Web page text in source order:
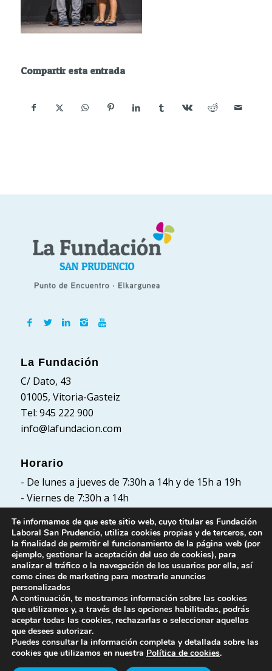
Compartir esta entrada
La Fundación
C/ Dato, 43
01005, Vitoria-Gasteiz
Tel: 945 222 900
info@lafundacion.com
Horario
- De lunes a jueves de 7:30h a 14h y de 15h a 19h
- Viernes de 7:30h a 14h
Políticas
Política de Privacidad
Política de cookies
Aviso Legal
Te informamos de que este sitio web, cuyo titular es Fundación
Laboral San Prudencio, utiliza cookies propias y de terceros, con
la finalidad de permitir el funcionamiento de la página web (por
ejemplo, gestionar la aceptación del uso de cookies), para
analizar el tráfico o la navegación de los usuarios por ella, así
como cines de marketing para mostrarle anuncios
personalizados
A continuación, te mostramos información sobre las cookies
que utilizamos y, a través de las opciones habilitadas, podrás
aceptar todas las cookies, rechazarlas o seleccionar aquellas
que desees autorizar.
Puedes consultar la información completa y detallada sobre las
cookies que utilizamos en nuestra Política de cookies.